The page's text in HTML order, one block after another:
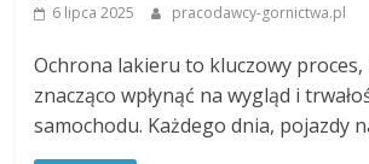
6 lipca 2025 pracodawcy-gornictwa.pl
Ochrona lakieru to kluczowy
znacząco wpłynąć na wygląd i
samochodu. Każdego dnia, pojazdy